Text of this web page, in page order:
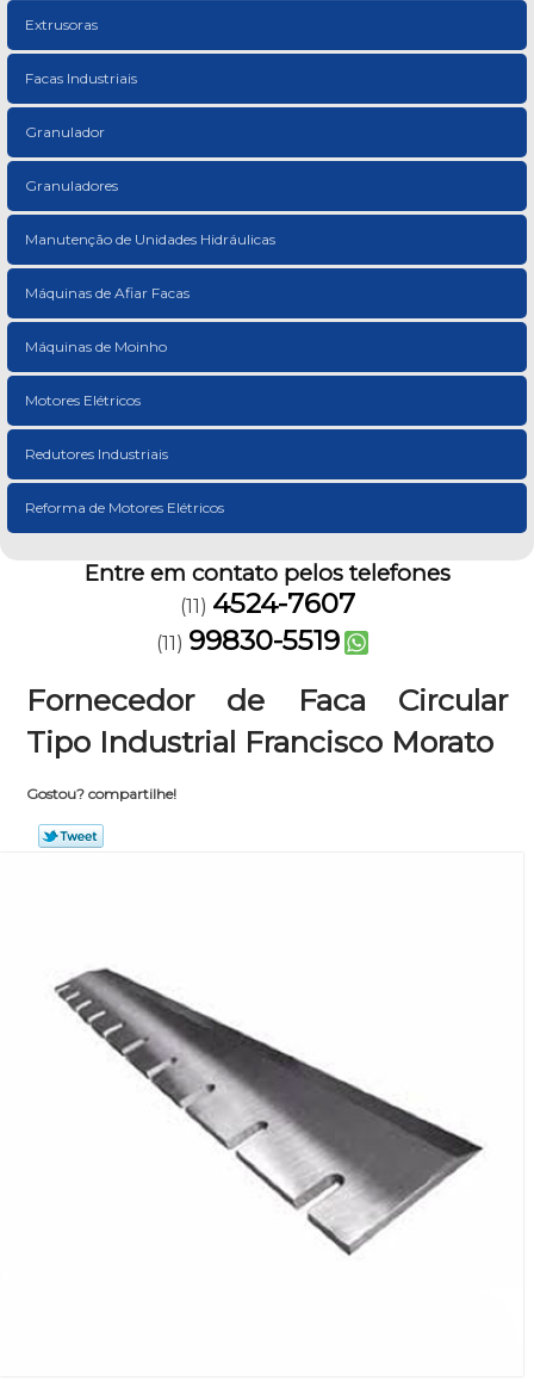
Extrusoras
Facas Industriais
Granulador
Granuladores
Manutenção de Unidades Hidráulicas
Máquinas de Afiar Facas
Máquinas de Moinho
Motores Elétricos
Redutores Industriais
Reforma de Motores Elétricos
Entre em contato pelos telefones
(11) 4524-7607
(11) 99830-5519
Fornecedor de Faca Circular
Tipo Industrial Francisco Morato
Gostou? compartilhe!